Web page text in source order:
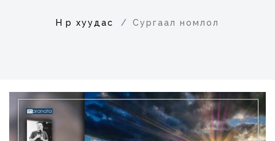
Нүүр хуудас Сургаал номлол